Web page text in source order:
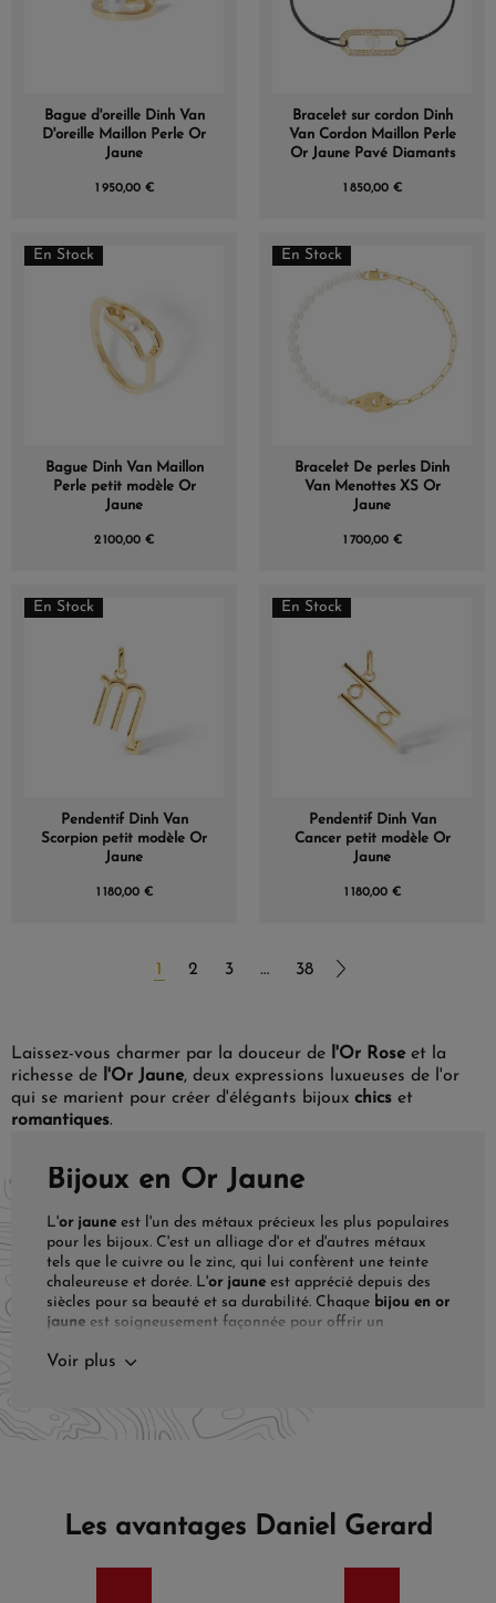
Bague d'oreille Dinh Van
D'oreille Maillon Perle Or
Jaune
1 950,00 €
Bracelet sur cordon Dinh
Van Cordon Maillon Perle
Or Jaune Pavé Diamants
1 850,00 €
En Stock
Bague Dinh Van Maillon
Perle petit modèle Or
Jaune
2 100,00 €
En Stock
Bracelet De perles Dinh
Van Menottes XS Or
Jaune
1 700,00 €
En Stock
Pendentif Dinh Van
Scorpion petit modèle Or
Jaune
1 180,00 €
En Stock
Pendentif Dinh Van
Cancer petit modèle Or
Jaune
1 180,00 €
1 2 3 … 38
Laissez-vous charmer par la douceur de l'Or Roseet la
richesse de l'Or Jaune, deux expressions luxueuses de l'or
qui se marient pour créer d'élégants bijoux chics et
romantiques.
Bijoux en Or Jaune
L'or jaune est l'un des métaux précieux les plus populaires
pour les bijoux. C'est un alliage d'or et d'autres métaux
tels que le cuivre ou le zinc, qui lui confèrent une teinte
chaleureuse et dorée. L'or jaune est apprécié depuis des
siècles pour sa beauté et sa durabilité. Chaque bijou en or
jaune est soigneusement façonnée pour offrir un
beauté classique.
or jaune
, apprécié pour sa luminosité naturelle et sa
lumière à chaque tenue, rendant ces bijoux parfaits pour
toutes occasions, des célébrations les plus fastueuses aux
Voir plus
Les avantages Daniel Gerard